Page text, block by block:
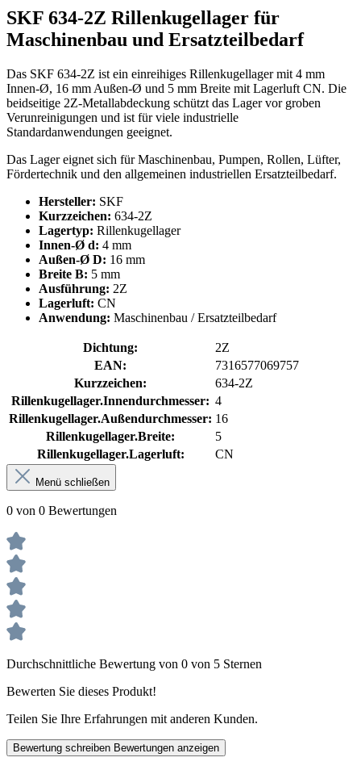
SKF 634-2Z Rillenkugellager für
Maschinenbau und Ersatzteilbedarf
Das SKF 634-2Z ist ein einreihiges Rillenkugellager mit 4 mm
Innen-Ø, 16 mm Außen-Ø und 5 mm Breite mit Lagerluft CN. Die
beidseitige 2Z-Metallabdeckung schützt das Lager vor groben
Verunreinigungen und ist für viele industrielle
Standardanwendungen geeignet.
Das Lager eignet sich für Maschinenbau, Pumpen, Rollen, Lüfter,
Fördertechnik und den allgemeinen industriellen Ersatzteilbedarf.
Hersteller: SKF
Kurzzeichen: 634-2Z
Lagertyp: Rillenkugellager
Innen-Ø d: 4 mm
Außen-Ø D: 16 mm
Breite B: 5 mm
Ausführung: 2Z
Lagerluft: CN
Anwendung: Maschinenbau / Ersatzteilbedarf
Dichtung:
2Z
EAN:
7316577069757
Kurzzeichen:
634-2Z
Rillenkugellager.Innendurchmesser: 4
Rillenkugellager.Außendurchmesser: 16
Rillenkugellager.Breite:
5
Rillenkugellager.Lagerluft:
CN
Menü schließen
0 von 0 Bewertungen
Durchschnittliche Bewertung von 0 von 5 Sternen
Bewerten Sie dieses Produkt!
Teilen Sie Ihre Erfahrungen mit anderen Kunden.
Bewertung schreiben Bewertungen anzeigen